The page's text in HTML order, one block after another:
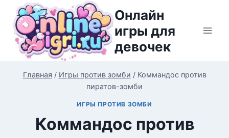
Перейти
содержимому
Онлайн
игры для
девочек
Главная / Игры против зомби / Коммандос против
пиратов-зомби
ИГРЫ ПРОТИВ ЗОМБИ
Коммандос против